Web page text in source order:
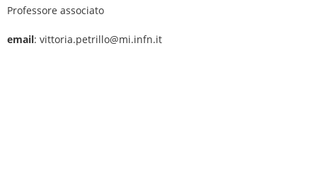
Professore associato
email: vittoria.petrillo@mi.infn.it